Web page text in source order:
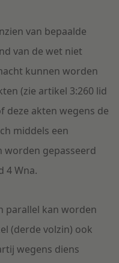
van bepaalde
van de wet niet
kunnen worden
(zie artikel 3:260 lid
deze akten wegens de
middels een
worden gepasseerd
4 Wna.
parallel kan worden
(derde volzin) ook
wegens diens